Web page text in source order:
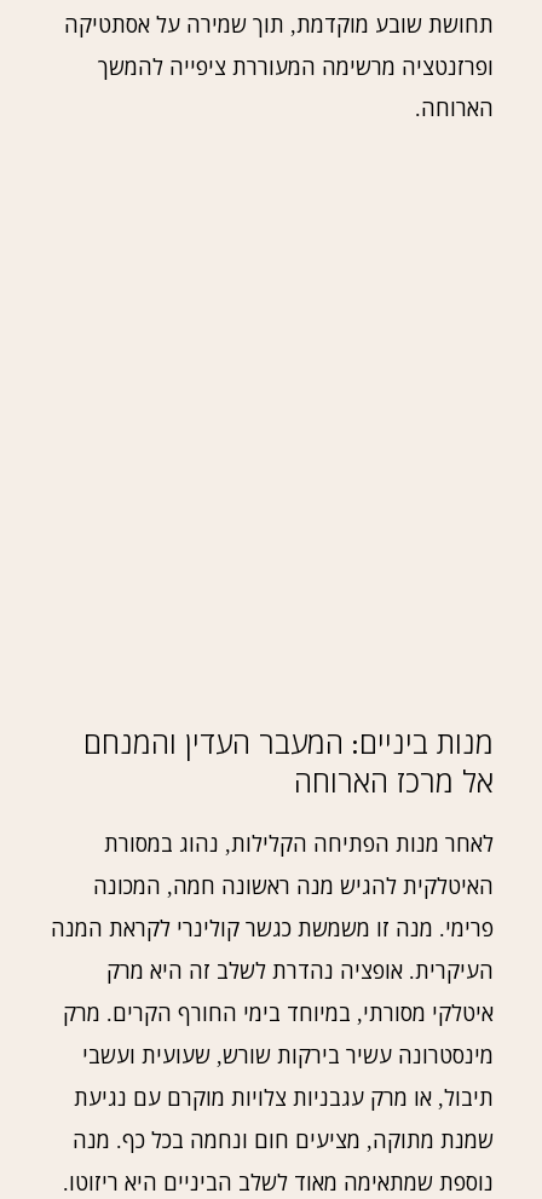
תחושת שובע מוקדמת, תוך שמירה על אסתטיקה
ופרזנטציה מרשימה המעוררת ציפייה להמשך
הארוחה.
מנות ביניים: המעבר העדין והמנחם
אל מרכז הארוחה
לאחר מנות הפתיחה הקלילות, נהוג במסורת
האיטלקית להגיש מנה ראשונה חמה, המכונה
פרימי. מנה זו משמשת כגשר קולינרי לקראת המנה
העיקרית. אופציה נהדרת לשלב זה היא מרק
איטלקי מסורתי, במיוחד בימי החורף הקרים. מרק
מינסטרונה עשיר בירקות שורש, שעועית ועשבי
תיבול, או מרק עגבניות צלויות מוקרם עם נגיעת
שמנת מתוקה, מציעים חום ונחמה בכל כף. מנה
נוספת שמתאימה מאוד לשלב הביניים היא ריזוטו.